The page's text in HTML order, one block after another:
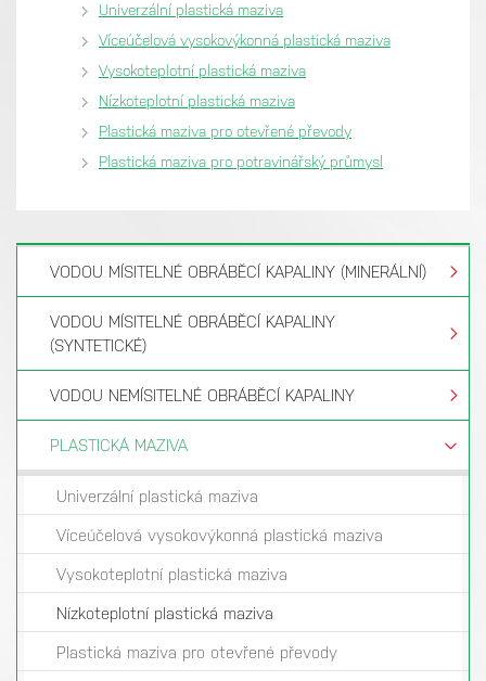
Univerzální plastická maziva
Víceúčelová vysokovýkonná plastická maziva
Vysokoteplotní plastická maziva
Nízkoteplotní plastická maziva
Plastická maziva pro otevřené převody
Plastická maziva pro potravinářský průmysl
VODOU MÍSITELNÉ OBRÁBĚCÍ KAPALINY (MINERÁLNÍ)
VODOU MÍSITELNÉ OBRÁBĚCÍ KAPALINY
(SYNTETICKÉ)
VODOU NEMÍSITELNÉ OBRÁBĚCÍ KAPALINY
PLASTICKÁ MAZIVA
Univerzální plastická maziva
Víceúčelová vysokovýkonná plastická maziva
Vysokoteplotní plastická maziva
Nízkoteplotní plastická maziva
Plastická maziva pro otevřené převody